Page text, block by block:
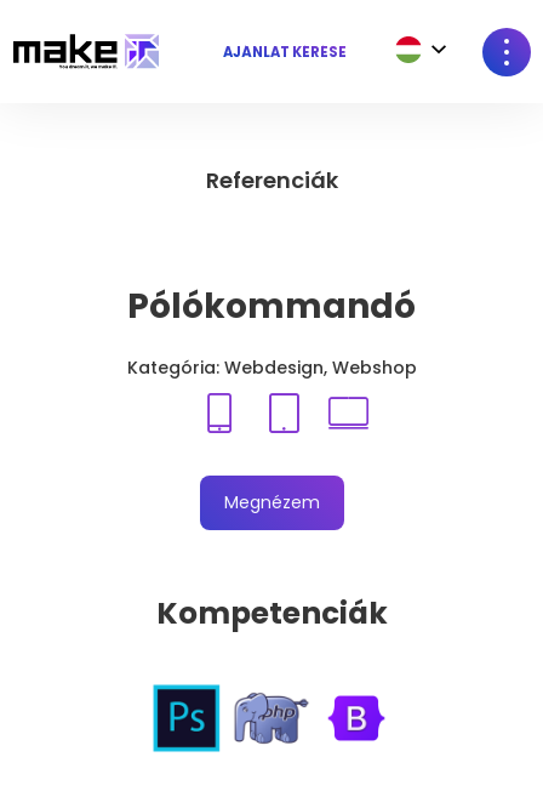
AJÁNLAT KÉRÉSE
Referenciák
Pólókommandó
Kategória: Webdesign, Webshop
Megnézem
Kompetenciák